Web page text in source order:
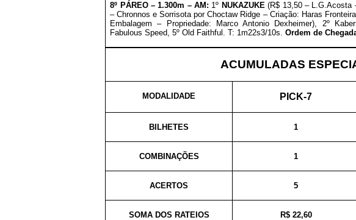
8º PÁREO – 1.300m – AM: 1º NUKAZUKE (R$ 13,50 – L.G.Acosta
– Chronnos e Sorrisota por Choctaw Ridge – Criação: Haras
Embalagem – Propriedade: Marco Antonio Dexheimer), 2º
Fabulous Speed, 5º Old Faithful. T: 1m22s3/10s.Ordem de
ACUMULADAS
MODALIDADE PICK-7
BILHETES 1
COMBINAÇÕES 1
ACERTOS 5
SOMA DOS RATEIOS R$ 22,60